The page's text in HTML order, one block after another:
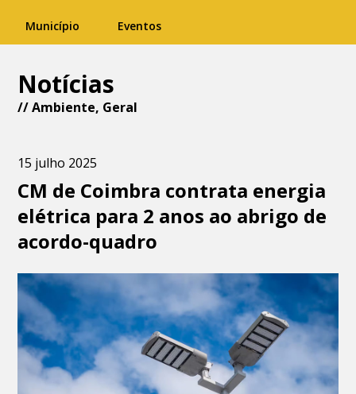
Município Eventos
Notícias
//Ambiente, Geral
15 julho 2025
CM de Coimbra contrata energia
elétrica para 2 anos ao abrigo de
acordo-quadro